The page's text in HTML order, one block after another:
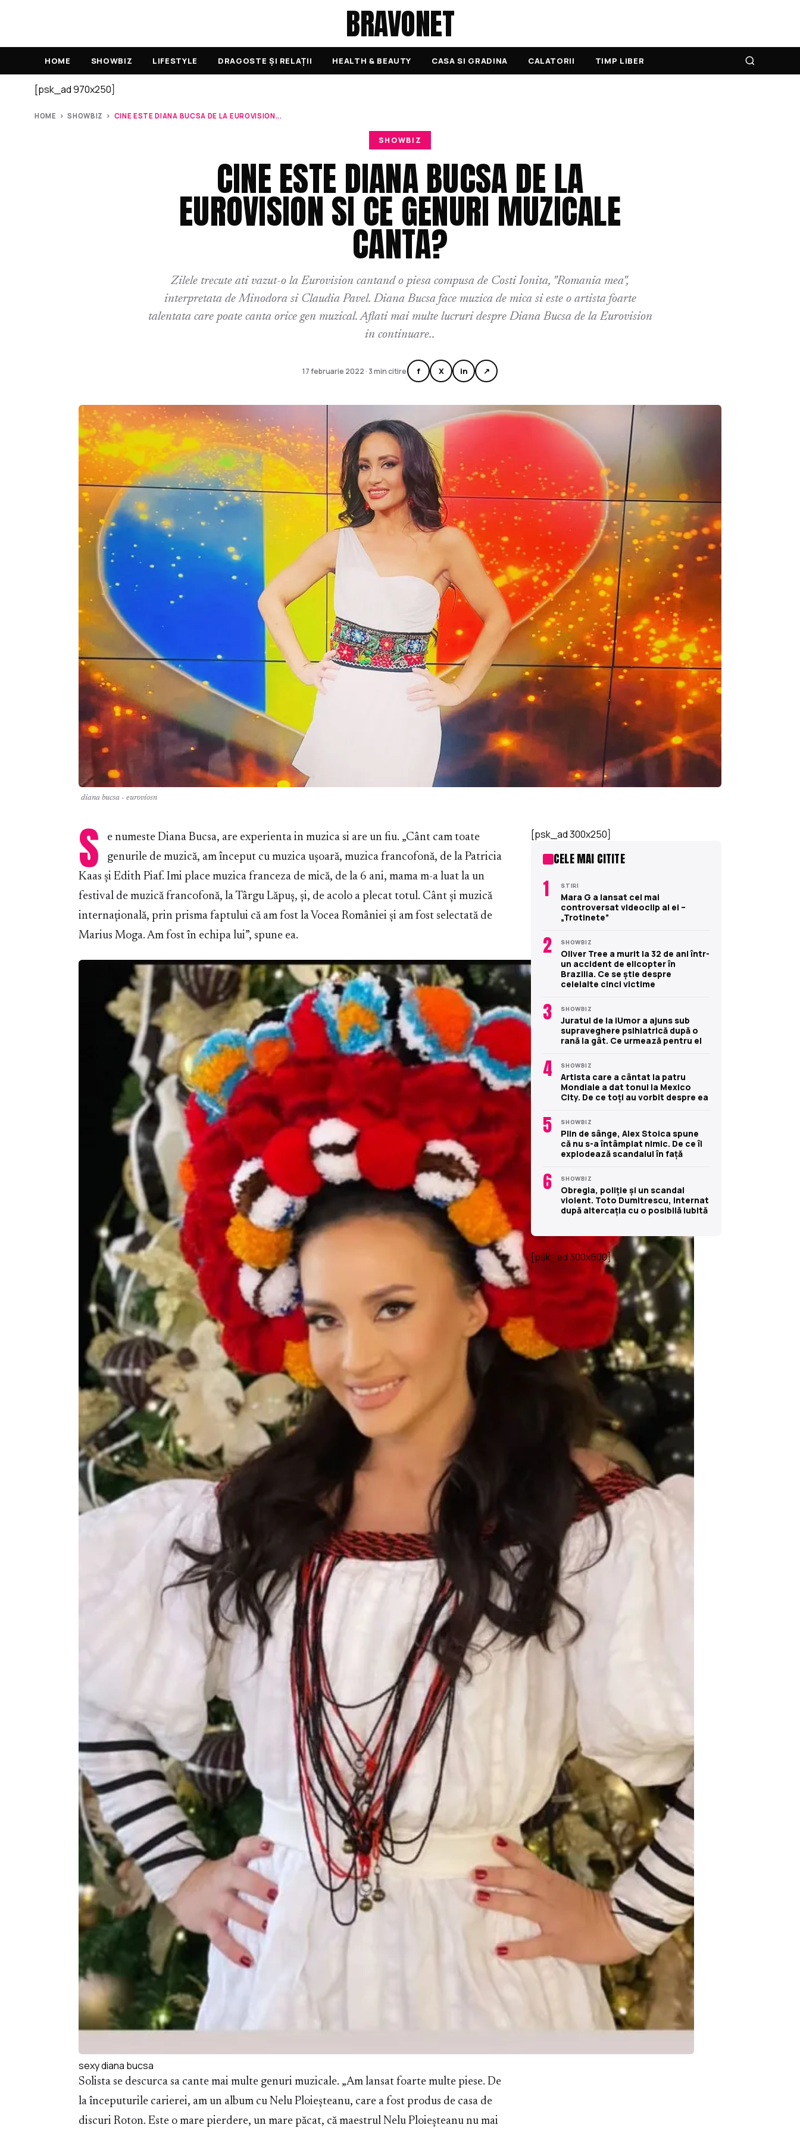
BRAVONET
HOME SHOWBIZ LIFESTYLE DRAGOSTE ȘI RELAȚII HEALTH & BEAUTY CASA SI GRADINA CALATORII TIMP LIBER
[psk_ad 970x250]
HOME ›SHOWBIZ › CINE ESTE DIANA BUCSA DE LA EUROVISION...
SHOWBIZ
CINE ESTE DIANA BUCSA DE LA
EUROVISION SI CE GENURI MUZICALE
CANTA?
Zilele trecute ati vazut-o la Eurovision cantand o piesa compusa de Costi Ionita, "Romania mea",
interpretata de Minodora si Claudia Pavel. Diana Bucsa face muzica de mica si este o artista foarte
talentata care poate canta orice gen muzical. Aflati mai multe lucruri despre Diana Bucsa de la Eurovision
in continuare..
17 februarie 2022 · 3 min citire f X in ↗
diana bucsa - euroviosn
S
e numeste Diana Bucsa, are experienta in muzica si are un fiu. „Cânt cam toate
genurile de muzică, am început cu muzica ușoară, muzica francofonă, de la Patricia
Kaas şi Edith Piaf. Imi place muzica franceza de mică, de la 6 ani, mama m-a luat la un
festival de muzică francofonă, la Târgu Lăpuș, și, de acolo a plecat totul. Cânt și muzică
internațională, prin prisma faptului că am fost la Vocea României și am fost selectată de
Marius Moga. Am fost în echipa lui”, spune ea.
sexy diana bucsa
Solista se descurca sa cante mai multe genuri muzicale. „Am lansat foarte multe piese. De
la începuturile carierei, am un album cu Nelu Ploieșteanu, care a fost produs de casa de
discuri Roton. Este o mare pierdere, un mare păcat, că maestrul Nelu Ploieșteanu nu mai
[psk_ad 300x250]
CELE MAI CITITE
1 STIRI
Mara G a lansat cel mai
controversat videoclip al ei –
„Trotinete”
2 SHOWBIZ
Oliver Tree a murit la 32 de ani într-
un accident de elicopter în
Brazilia. Ce se știe despre
celelalte cinci victime
3 SHOWBIZ
Juratul de la iUmor a ajuns sub
supraveghere psihiatrică după o
rană la gât. Ce urmează pentru el
4 SHOWBIZ
Artista care a cântat la patru
Mondiale a dat tonul la Mexico
City. De ce toți au vorbit despre ea
5 SHOWBIZ
Plin de sânge, Alex Stoica spune
că nu s-a întâmplat nimic. De ce îi
explodează scandalul în față
6 SHOWBIZ
Obregia, poliție și un scandal
violent. Toto Dumitrescu, internat
după altercația cu o posibilă iubită
[psk_ad 300x600]